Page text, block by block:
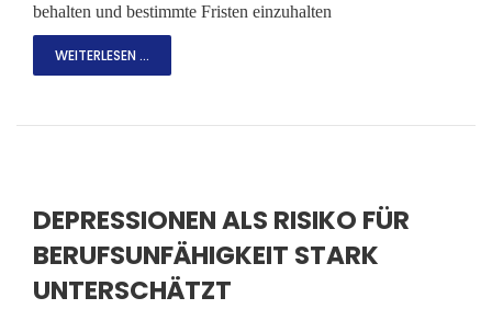
behalten und bestimmte Fristen einzuhalten
WEITERLESEN ...
DEPRESSIONEN ALS RISIKO FÜR
BERUFSUNFÄHIGKEIT STARK
UNTERSCHÄTZT